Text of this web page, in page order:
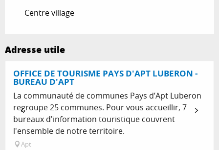
Centre village
Adresse utile
OFFICE DE TOURISME PAYS D'APT LUBERON -
BUREAU D'APT
La communauté de communes Pays d’Apt Luberon
regroupe 25 communes. Pour vous accueillir, 7
bureaux d'information touristique couvrent
l'ensemble de notre territoire.
Apt